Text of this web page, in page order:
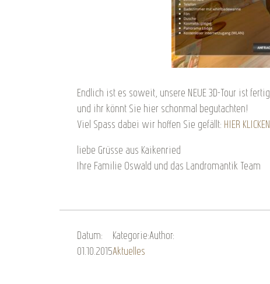
Endlich ist es soweit, unsere NEUE 3D-Tour ist fertig
und ihr könnt Sie hier schonmal begutachten!
Viel Spass dabei wir hoffen Sie gefällt: HIER KLICKEN
liebe Grüsse aus Kaikenried
Ihre Familie Oswald und das Landromantik Team
Datum:
01.10.2015
Kategorie:
Aktuelles
Author: